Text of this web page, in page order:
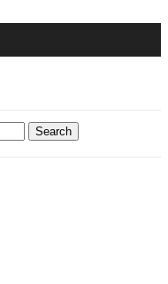
Search